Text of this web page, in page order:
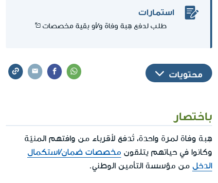
استمارات
طلب لدفع هِبة وفاة و/أو بقية مخصصات
محتويات
باختصار
هِبة وفاة لمرة واحدة، تُدفع لأقرباء من وافتهم المنيّة
وكانوا في حياتهم يتلقون مخصصات ضمان/استكمال
الدخل من مؤسسة التأمين الوطني.